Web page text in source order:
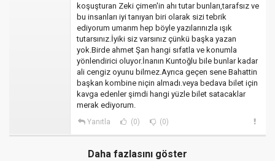
koşuşturan Zeki çimen'in ahı tutar bunları,tarafsız ve
bu insanları iyi tanıyan biri olarak sizi tebrik
ediyorum umarım hep böyle yazılarınızla ışık
tutarsınız.İyiki siz varsınız çünkü başka yazan
yok.Birde ahmet Şan hangi sıfatla ve konumla
yönlendirici oluyor.İnanın Kuntoğlu bile bunlar kadar
ali cengiz oyunu bilmez.Ayrıca geçen sene Bahattin
başkan kombine niçin almadı.veya bedava bilet için
kavga edenler şimdi hangi yüzle bilet satacaklar
merak ediyorum.
Yanıtla (0) (0)
Daha fazlasını göster